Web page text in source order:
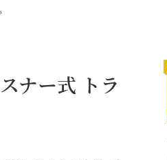
ナー式 トラ